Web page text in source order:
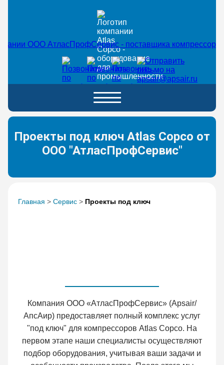
Проекты под ключ Atlas Copco от
ООО "АтласПрофСервис"
Главная > Сервис> Проекты под ключ
Компания ООО «АтласПрофСервис» (Apsair/
АпсAир) предоставляет полный комплекс услуг
"под ключ" для компрессоров Atlas Copco. На
первом этапе наши специалисты осуществляют
подбор оборудования, учитывая ваши задачи и